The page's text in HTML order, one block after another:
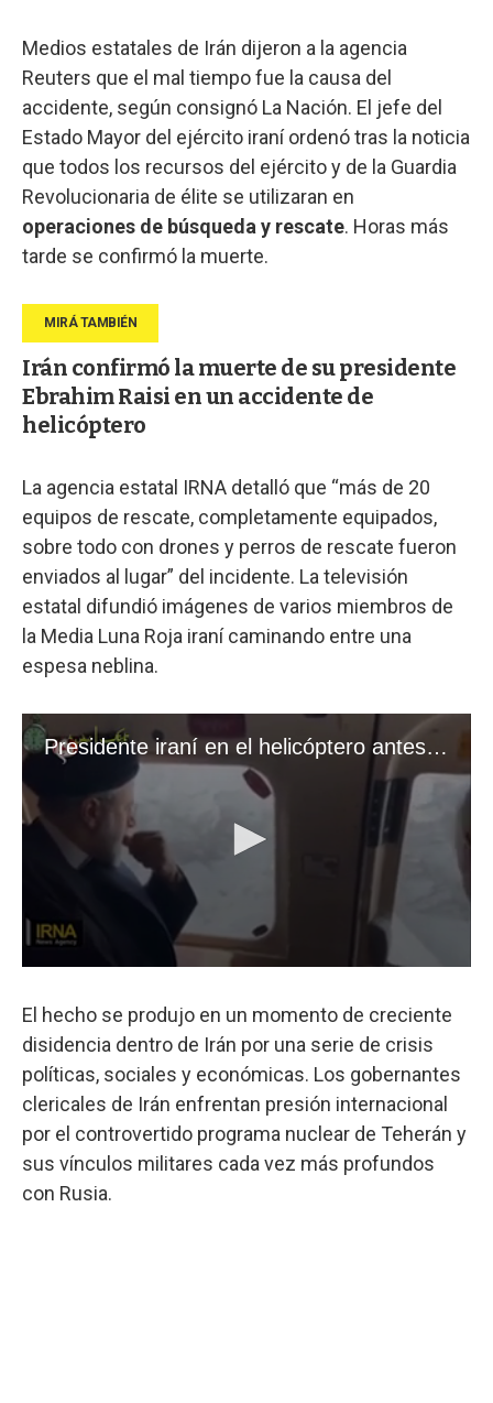
Medios estatales de Irán dijeron a la agencia
Reuters que el mal tiempo fue la causa del
accidente, según consignó La Nación. El jefe del
Estado Mayor del ejército iraní ordenó tras la noticia
que todos los recursos del ejército y de la Guardia
Revolucionaria de élite se utilizaran en
operaciones de búsqueda y rescate. Horas más
tarde se confirmó la muerte.
Irán confirmó la muerte de su presidente
Ebrahim Raisi en un accidente de
helicóptero
La agencia estatal IRNA detalló que “más de 20
equipos de rescate, completamente equipados,
sobre todo con drones y perros de rescate fueron
enviados al lugar” del incidente. La televisión
estatal difundió imágenes de varios miembros de
la Media Luna Roja iraní caminando entre una
espesa neblina.
El hecho se produjo en un momento de creciente
disidencia dentro de Irán por una serie de crisis
políticas, sociales y económicas. Los gobernantes
clericales de Irán enfrentan presión internacional
por el controvertido programa nuclear de Teherán y
sus vínculos militares cada vez más profundos
con Rusia.